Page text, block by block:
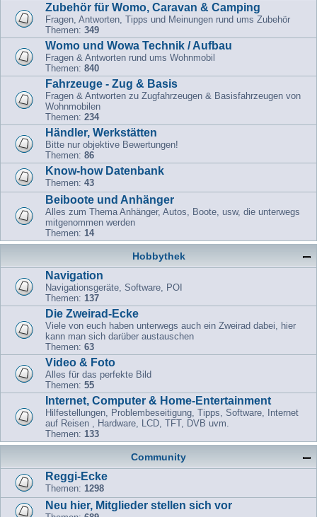
Zubehör für Womo, Caravan & Camping
Fragen, Antworten, Tipps und Meinungen rund ums Zubehör
Themen: 349
Womo und Wowa Technik / Aufbau
Fragen & Antworten rund ums Wohnmobil
Themen: 840
Fahrzeuge - Zug & Basis
Fragen & Antworten zu Zugfahrzeugen & Basisfahrzeugen von
Wohnmobilen
Themen: 234
Händler, Werkstätten
Bitte nur objektive Bewertungen!
Themen: 86
Know-how Datenbank
Themen: 43
Beiboote und Anhänger
Alles zum Thema Anhänger, Autos, Boote, usw, die unterwegs
mitgenommen werden
Themen: 14
Hobbythek
Navigation
Navigationsgeräte, Software, POI
Themen: 137
Die Zweirad-Ecke
Viele von euch haben unterwegs auch ein Zweirad dabei, hier
kann man sich darüber austauschen
Themen: 63
Video & Foto
Alles für das perfekte Bild
Themen: 55
Internet, Computer & Home-Entertainment
Hilfestellungen, Problembeseitigung, Tipps, Software, Internet
auf Reisen , Hardware, LCD, TFT, DVB uvm.
Themen: 133
Community
Reggi-Ecke
Themen: 1298
Neu hier, Mitglieder stellen sich vor